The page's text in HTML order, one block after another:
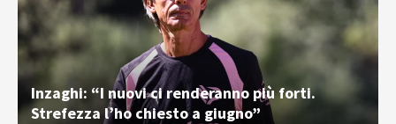
Inzaghi: “I nuovi ci renderanno più forti.
Strefezza l’ho chiesto a giugno”